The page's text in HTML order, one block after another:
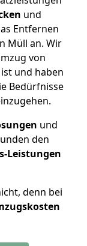
und
Entfernen
Müll an. Wir
von
und haben
Bedürfnisse
und
den
Leistungen
denn bei